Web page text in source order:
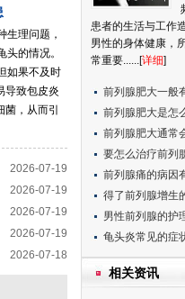
·前列腺肥大通常会有什
·要怎么治疗前列腺肥大
·前列腺痛的病因有哪些呢
生理问题，
的情况。
如果不及时
导致包皮炎
，从而引
2026-07-19
2026-07-19
2026-07-19
2026-07-19
2026-07-18
患者的生活与工作
男性的身体健康，
常重要......[详细]
前列腺肥大一般
前列腺肥大是怎
前列腺肥大通常
要怎么治疗前列
前列腺痛的病因
得了前列腺增生
男性前列腺的护
龟头炎常见的症
相关资讯